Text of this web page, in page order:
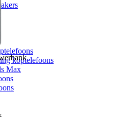
koptelefoons
Max